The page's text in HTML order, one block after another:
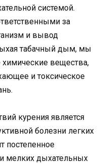
системой.
за
и вывод
табачный дым, мы
вещества,
и токсическое
курения является
болезни легких
постепенное
мелких дыхательных